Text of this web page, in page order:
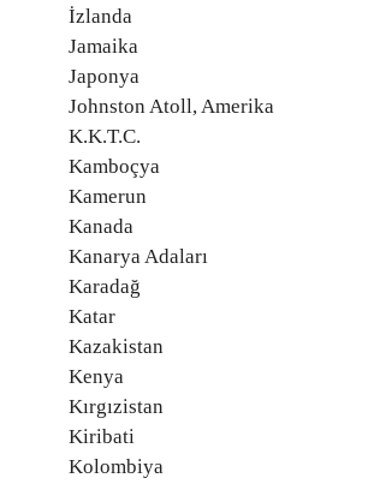
İzlanda
Jamaika
Japonya
Johnston Atoll, Amerika
K.K.T.C.
Kamboçya
Kamerun
Kanada
Kanarya Adaları
Karadağ
Katar
Kazakistan
Kenya
Kırgızistan
Kiribati
Kolombiya